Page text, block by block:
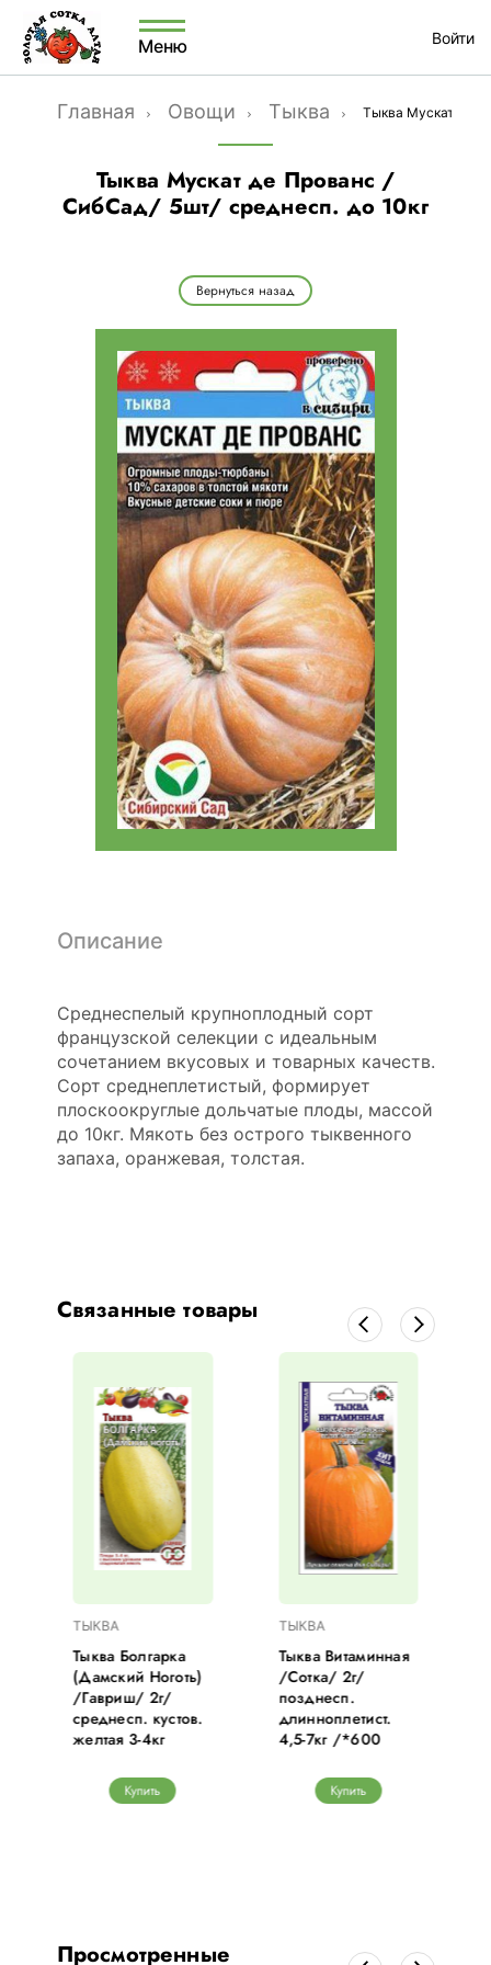
Меню Войти
Главная Овощи Тыква Тыква Мускат де
Тыква Мускат де Прованс /
СибСад/ 5шт/ среднесп. до 10кг
Вернуться назад
Описание
Среднеспелый крупноплодный сорт
французской селекции с идеальным
сочетанием вкусовых и товарных качеств.
Сорт среднеплетистый, формирует
плоскоокруглые дольчатые плоды, массой
до 10кг. Мякоть без острого тыквенного
запаха, оранжевая, толстая.
Связанные товары
ТЫКВА
Тыква Болгарка
(Дамский Ноготь)
/Гавриш/ 2г/
среднесп. кустов.
желтая 3-4кг
Купить
ТЫКВА
Тыква Витаминная
/Сотка/ 2г/
позднесп.
длинноплетист.
4,5-7кг /*600
Купить
Просмотренные